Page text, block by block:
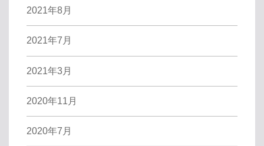
2021年8月
2021年7月
2021年3月
2020年11月
2020年7月